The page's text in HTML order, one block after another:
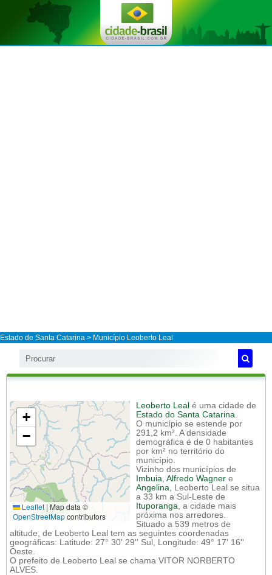
Estado de Santa Catarina > Município Leoberto Leal
+
−
Leaflet | Map data ©
OpenStreetMapcontributors
Leoberto Leal é uma cidade de
Estado do Santa Catarina.
O município se estende por
291,2 km². A densidade
demográfica é de 0 habitantes
por km² no território do
município.
Vizinho dos municípios de
Imbuia, Alfredo Wagner e
Angelina, Leoberto Leal se situa
a 33 km a Sul-Leste de
Ituporanga, a cidade mais
próxima nos arredores.
Situado a 539 metros de
altitude, de Leoberto Leal tem as seguintes coordenadas
geográficas: Latitude: 27° 30' 29'' Sul, Longitude: 49° 17' 16''
Oeste.
O prefeito de Leoberto Leal se chama VITOR NORBERTO
ALVES.